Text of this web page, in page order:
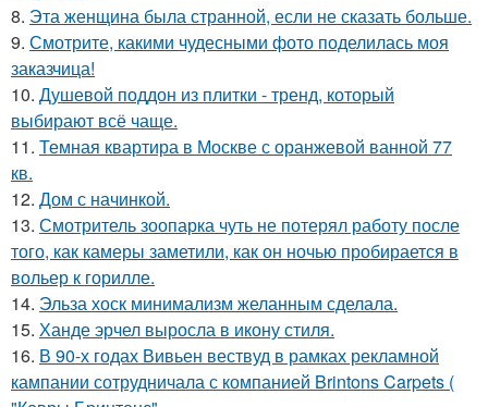
8. Эта женщина была странной, если не сказать больше.
9. Смотрите, какими чудесными фото поделилась моя
заказчица!
10. Душевой поддон из плитки - тренд, который
выбирают всё чаще.
11. Темная квартира в Москве с оранжевой ванной 77
кв.
12. Дом с начинкой.
13. Смотритель зоопарка чуть не потерял работу после
того, как камеры заметили, как он ночью пробирается в
вольер к горилле.
14. Эльза хоск минимализм желанным сделала.
15. Ханде эрчел выросла в икону стиля.
16. В 90-х годах Вивьен вествуд в рамках рекламной
кампании сотрудничала с компанией Brintons Carpets (